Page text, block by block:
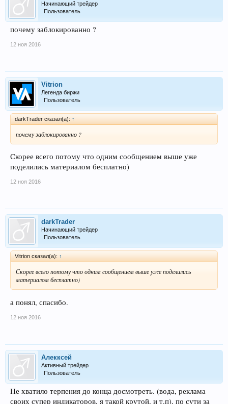
Начинающий трейдер
Пользователь
почему заблокированно ?
12 ноя 2016
Vitrion
Легенда биржи
Пользователь
darkTrader сказал(а): ↑
почему заблокированно ?
Скорее всего потому что одним сообщением выше уже
поделились материалом бесплатно)
12 ноя 2016
darkTrader
Начинающий трейдер
Пользователь
Vitrion сказал(а): ↑
Скорее всего потому что одним сообщением выше уже поделились
материалом бесплатно)
а понял, спасибо.
12 ноя 2016
Алекксей
Активный трейдер
Пользователь
Не хватило терпения до конца досмотреть. (вода, реклама
своих супер индикаторов, я такой крутой, и т.п), по сути за